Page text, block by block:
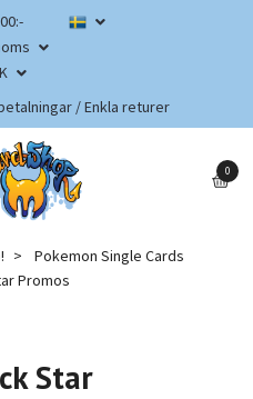
/ Enkla returer
0
Pokemon Single Cards
Promos
Star